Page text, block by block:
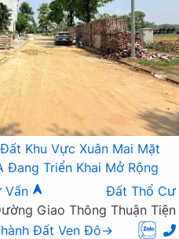
Khu Vực Xuân Mai Mặt
Triển Khai Mở Rộng
Vấn
Đất Thổ Cư
Giao Thông Thuận Tiện
Đất Ven Đô→